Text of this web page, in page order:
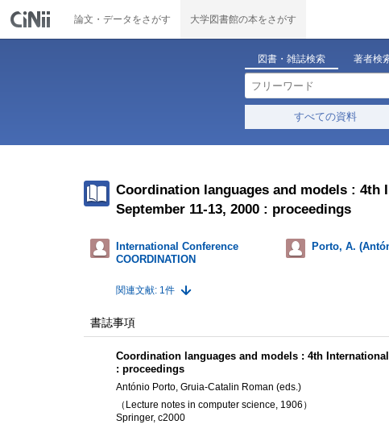
論文・データをさがす 大学図書館の本をさがす
図書・雑誌検索 著者検
すべての資料
Coordination languages and models : 4th
September 11-13, 2000 : proceedings
International Conference
COORDINATION
Porto, A.
関連文献: 1件
書誌事項
Coordination languages and models : 4th International
: proceedings
António Porto, Gruia-Catalin Roman (eds.)
（Lecture notes in computer science, 1906）
Springer, c2000